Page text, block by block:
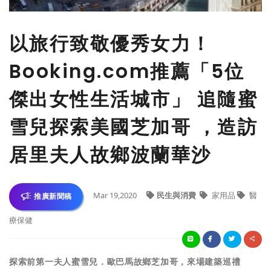
以旅行致敬優秀女力！
Booking.com推薦「5位
傑出女性生活城市」 追隨蜜
雪兒探索美國芝加哥 ，造訪
居里夫人故鄉波蘭華沙
推廣新聞稿 Mar 19,2020 民生與消費 家用品 醫
療保健
探索前第一夫人蜜雪兒．歐巴馬故鄉芝加哥，來場建築巡禮